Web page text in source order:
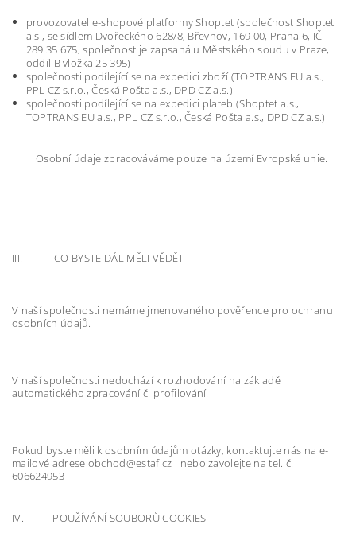
provozovatel e-shopové platformy Shoptet (společnost Shoptet
a.s., se sídlem Dvořeckého 628/8, Břevnov, 169 00, Praha 6, IČ
289 35 675, společnost je zapsaná u Městského soudu v Praze,
oddíl B vložka 25 395)
společnosti podílející se na expedici zboží (TOPTRANS EU a.s.,
PPL CZ s.r.o., Česká Pošta a.s., DPD CZ a.s.)
společnosti podílející se na expedici plateb (Shoptet a.s.,
TOPTRANS EU a.s., PPL CZ s.r.o., Česká Pošta a.s., DPD CZ a.s.)
Osobní údaje zpracováváme pouze na území Evropské unie.
III. CO BYSTE DÁL MĚLI VĚDĚT
V naší společnosti nemáme jmenovaného pověřence pro ochranu
osobních údajů.
V naší společnosti nedochází k rozhodování na základě
automatického zpracování či profilování.
Pokud byste měli k osobním údajům otázky, kontaktujte nás na e-
mailové adrese obchod@estaf.cz nebo zavolejte na tel. č.
606624953
IV. POUŽÍVÁNÍ SOUBORŮ COOKIES